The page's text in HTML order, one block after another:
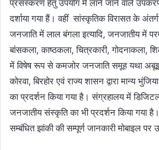
प्रसंस्करण हेतु उपयोग में लाने जाने वाले
दर्शाया गया हैं। वहीं सांस्कृतिक विरासत के
जनजाति में लाल बंगला इत्यादि, जनजातीय में
बांसकला, काष्ठकला, चित्रकारी, गोदनाकला,
में विषेष रूप से कमजोर जनजाति समूह यथा
कोरवा, बिरहोर एवं राज्य शासन द्वारा मान्य
का प्रदर्शन किया गया है। संग्रहालय में
जनजातीय संस्कृति का भी प्रदर्शन किया गया
सम्बंधित झांकी की सम्पूर्ण जानकारी मोबाइल पर